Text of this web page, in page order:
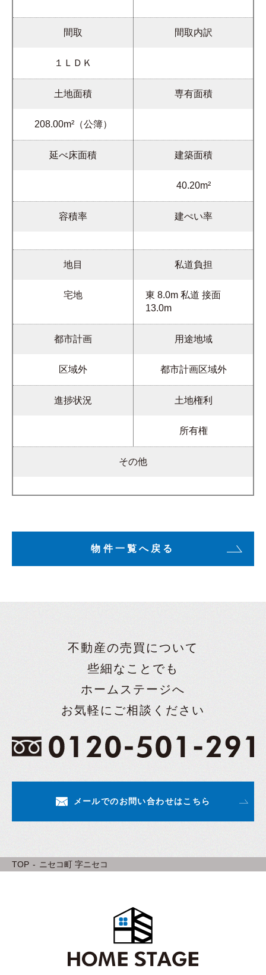
間取
１ＬＤＫ
間取内訳
土地面積
208.00m²（公簿）
専有面積
延べ床面積 建築面積
40.20m²
容積率 建ぺい率
地目
宅地
私道負担
東 8.0m 私道 接面
13.0m
都市計画
区域外
用途地域
都市計画区域外
進捗状況 土地権利
所有権
その他
物件一覧へ戻る
不動産の売買について
些細なことでも
ホームステージへ
お気軽にご相談ください
メールでのお問い合わせはこちら
TOP ニセコ町 字ニセコ